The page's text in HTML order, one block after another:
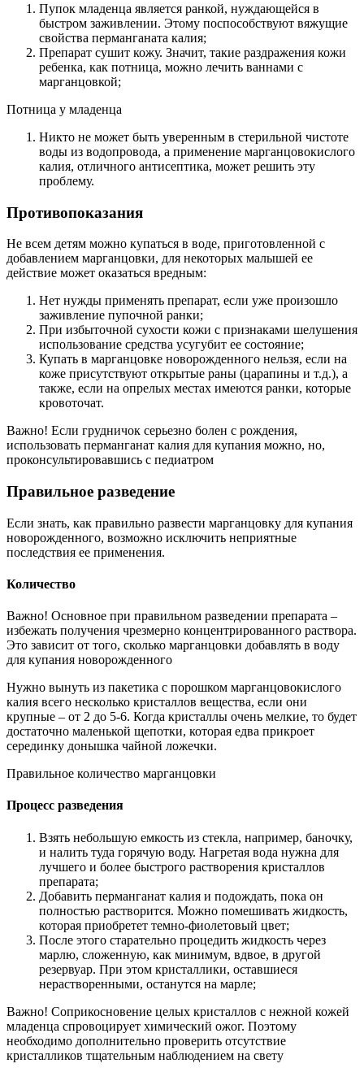
Пупок младенца является ранкой, нуждающейся в
быстром заживлении. Этому поспособствуют вяжущие
свойства перманганата калия;
Препарат сушит кожу. Значит, такие раздражения кожи
ребенка, как потница, можно лечить ваннами с
марганцовкой;
Потница у младенца
Никто не может быть уверенным в стерильной чистоте
воды из водопровода, а применение марганцовокислого
калия, отличного антисептика, может решить эту
проблему.
Противопоказания
Не всем детям можно купаться в воде, приготовленной с
добавлением марганцовки, для некоторых малышей ее
действие может оказаться вредным:
Нет нужды применять препарат, если уже произошло
заживление пупочной ранки;
При избыточной сухости кожи с признаками шелушения
использование средства усугубит ее состояние;
Купать в марганцовке новорожденного нельзя, если на
коже присутствуют открытые раны (царапины и т.д.), а
также, если на опрелых местах имеются ранки, которые
кровоточат.
Важно! Если грудничок серьезно болен с рождения,
использовать перманганат калия для купания можно, но,
проконсультировавшись с педиатром
Правильное разведение
Если знать, как правильно развести марганцовку для купания
новорожденного, возможно исключить неприятные
последствия ее применения.
Количество
Важно! Основное при правильном разведении препарата –
избежать получения чрезмерно концентрированного раствора.
Это зависит от того, сколько марганцовки добавлять в воду
для купания новорожденного
Нужно вынуть из пакетика с порошком марганцовокислого
калия всего несколько кристаллов вещества, если они
крупные – от 2 до 5-6. Когда кристаллы очень мелкие, то будет
достаточно маленькой щепотки, которая едва прикроет
серединку донышка чайной ложечки.
Правильное количество марганцовки
Процесс разведения
Взять небольшую емкость из стекла, например, баночку,
и налить туда горячую воду. Нагретая вода нужна для
лучшего и более быстрого растворения кристаллов
препарата;
Добавить перманганат калия и подождать, пока он
полностью растворится. Можно помешивать жидкость,
которая приобретет темно-фиолетовый цвет;
После этого старательно процедить жидкость через
марлю, сложенную, как минимум, вдвое, в другой
резервуар. При этом кристаллики, оставшиеся
нерастворенными, останутся на марле;
Важно! Соприкосновение целых кристаллов с нежной кожей
младенца спровоцирует химический ожог. Поэтому
необходимо дополнительно проверить отсутствие
кристалликов тщательным наблюдением на свету